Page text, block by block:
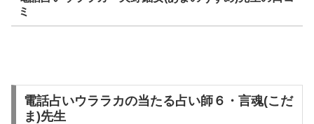
ミ
電話占いウララカの当たる占い師６・言魂(こだ
ま)先生